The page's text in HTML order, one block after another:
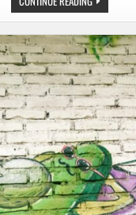
PLANEN
ZUM
HANDELN:
ZUR
IM
GEHIRN